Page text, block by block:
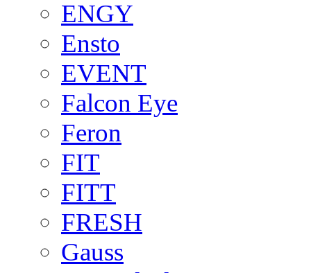
ENGY
Ensto
EVENT
Falcon Eye
Feron
FIT
FITT
FRESH
Gauss